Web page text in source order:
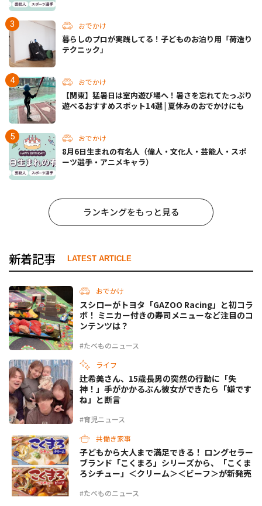
おでかけ
暮らしのプロが実践してる！子どものお泊り用「荷造り
テクニック」
おでかけ
【関東】猛暑日は室内遊び場へ！暑さを忘れてたっぷり
遊べるおすすめスポット14選 | 夏休みのおでかけにも
おでかけ
8月6日生まれの有名人（偉人・文化人・芸能人・スポ
ーツ選手・アニメキャラ）
ランキングをもっと見る
新着記事 LATEST ARTICLE
おでかけ
#たべものニュース
スシローがトヨタ「GAZOO Racing」と初コラ
ボ！ ミニカー付きの寿司メニューなど注目のコ
ンテンツは？
ライフ
#育児ニュース
辻希美さん、15歳長男の突然の行動に「失
神！」手がかかるぶん彼女ができたら「嫌です
ね」と断言
共働き家事
#たべものニュース
子どもから大人まで満足できる！ ロングセラー
ブランド「こくまろ」シリーズから、「こくま
ろシチュー」＜クリーム＞＜ビーフ＞が新発売